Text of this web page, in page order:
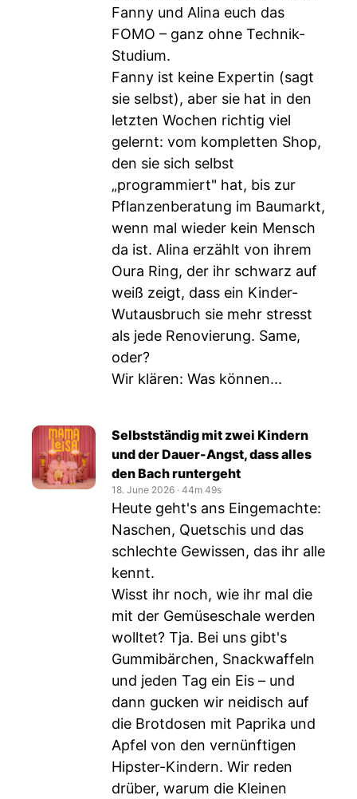
Fanny und Alina euch das
FOMO – ganz ohne Technik-
Studium.
Fanny ist keine Expertin (sagt
sie selbst), aber sie hat in den
letzten Wochen richtig viel
gelernt: vom kompletten Shop,
den sie sich selbst
„programmiert" hat, bis zur
Pflanzenberatung im Baumarkt,
wenn mal wieder kein Mensch
da ist. Alina erzählt von ihrem
Oura Ring, der ihr schwarz auf
weiß zeigt, dass ein Kinder-
Wutausbruch sie mehr stresst
als jede Renovierung. Same,
oder?
Wir klären: Was können...
Selbstständig mit zwei Kindern
und der Dauer-Angst, dass alles
den Bach runtergeht
18. June 2026 ‧ 44m 49s
Heute geht's ans Eingemachte:
Naschen, Quetschis und das
schlechte Gewissen, das ihr alle
kennt.
Wisst ihr noch, wie ihr mal die
mit der Gemüseschale werden
wolltet? Tja. Bei uns gibt's
Gummibärchen, Snackwaffeln
und jeden Tag ein Eis – und
dann gucken wir neidisch auf
die Brotdosen mit Paprika und
Apfel von den vernünftigen
Hipster-Kindern. Wir reden
drüber, warum die Kleinen